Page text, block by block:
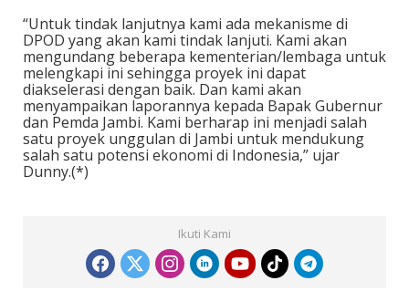
“Untuk tindak lanjutnya kami ada mekanisme di
DPOD yang akan kami tindak lanjuti. Kami akan
mengundang beberapa kementerian/lembaga untuk
melengkapi ini sehingga proyek ini dapat
diakselerasi dengan baik. Dan kami akan
menyampaikan laporannya kepada Bapak Gubernur
dan Pemda Jambi. Kami berharap ini menjadi salah
satu proyek unggulan di Jambi untuk mendukung
salah satu potensi ekonomi di Indonesia,” ujar
Dunny.(*)
Ikuti Kami